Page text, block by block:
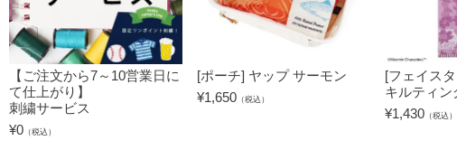
【ご注文から7～10営業日に
て仕上がり】
刺繍サービス
¥0 （税込）
[ポーチ] ヤップ サーモン
¥1,650 （税込）
[フェイス
キルティン
¥1,430 （税込）